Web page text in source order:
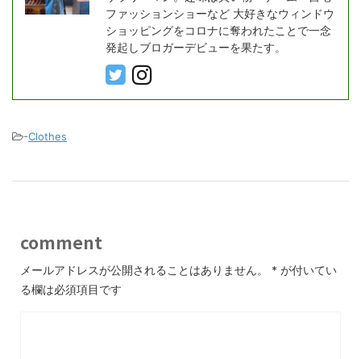
ファッションショーなど 大好きなウィンドウ
ショッピングをコロナに奪われたことで一念
発起しブロガーデビューを果たす。
-Clothes
comment
メールアドレスが公開されることはありません。 * が付いてい
る欄は必須項目です